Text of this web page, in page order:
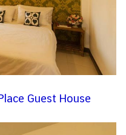
Guest House